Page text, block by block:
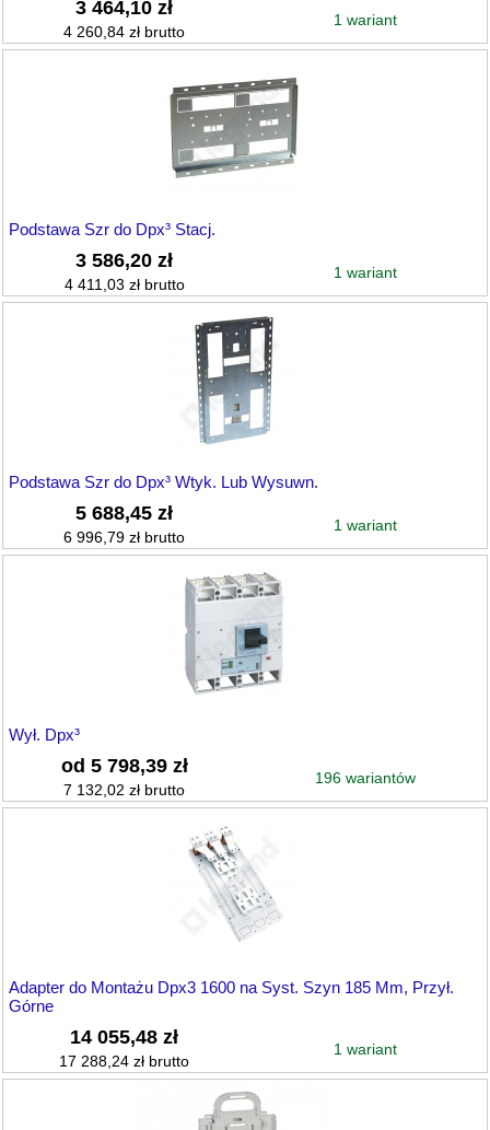
3 464,10 zł
4 260,84 zł brutto
1 wariant
Podstawa Szr do Dpx³ Stacj.
3 586,20 zł
4 411,03 zł brutto
1 wariant
Podstawa Szr do Dpx³ Wtyk. Lub Wysuwn.
5 688,45 zł
6 996,79 zł brutto
1 wariant
Wył. Dpx³
od 5 798,39 zł
7 132,02 zł brutto
196 wariantów
Adapter do Montażu Dpx3 1600 na Syst. Szyn 185 Mm, Przył.
Górne
14 055,48 zł
17 288,24 zł brutto
1 wariant